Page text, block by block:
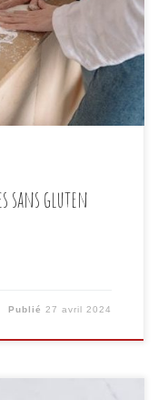
vous suivez un
peut être encore
pas, dans
sans gluten
Publié27 avril 2024